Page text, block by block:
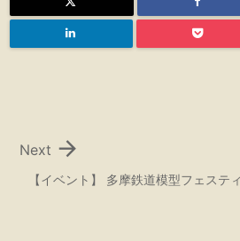
【イベント】 多摩鉄道模型フェステ

Next